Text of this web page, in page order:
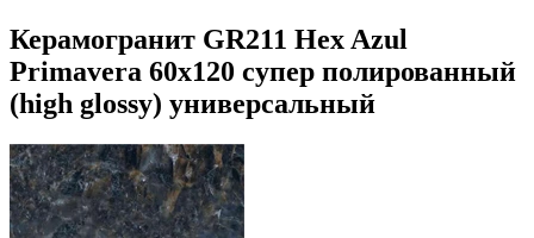
Керамогранит GR211 Hex Azul
Primavera 60x120 супер полированный
(high glossy) универсальный